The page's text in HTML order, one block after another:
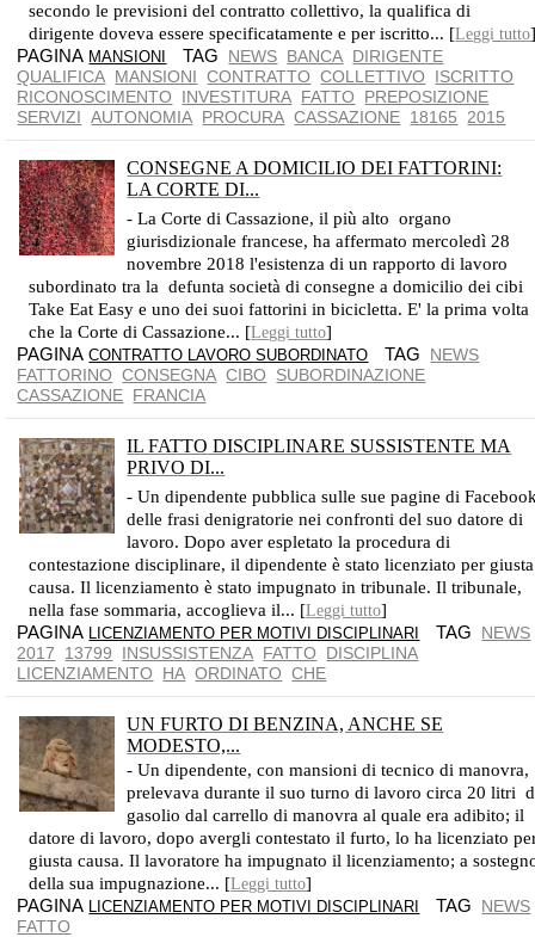
secondo le previsioni del contratto collettivo, la qualifica di
dirigente doveva essere specificatamente e per iscritto... [Leggi tutto
PAGINA MANSIONI TAG NEWS BANCA DIRIGENTE
QUALIFICA MANSIONI CONTRATTO COLLETTIVO
ISCRITTO
RICONOSCIMENTO
INVESTITURA FATTO
PREPOSIZIONE
SERVIZI AUTONOMIA PROCURA CASSAZIONE 18165 2015
CONSEGNE A DOMICILIO DEI FATTORINI:
LA CORTE DI...
- La Corte di Cassazione, il più alto organo
giurisdizionale francese, ha affermato mercoledì 28
novembre 2018 l'esistenza di un rapporto di lavoro
subordinato tra la defunta società di consegne a domicilio dei cibi
Take Eat Easy e uno dei suoi fattorini in bicicletta. E' la prima volta
che la Corte di Cassazione... [Leggi tutto]
PAGINACONTRATTO LAVORO SUBORDINATO TAG NEWS
FATTORINO CONSEGNA CIBO
SUBORDINAZIONE
CASSAZIONE FRANCIA
IL FATTO DISCIPLINARE SUSSISTENTE MA
PRIVO DI...
- Un dipendente pubblica sulle sue pagine di
delle frasi denigratorie nei confronti del suo datore di
lavoro. Dopo aver espletato la procedura di
contestazione disciplinare, il dipendente è stato licenziato per giusta
causa. Il licenziamento è stato impugnato in tribunale. Il tribunale,
nella fase sommaria, accoglieva il... [Leggi tutto]
PAGINA LICENZIAMENTO PER MOTIVI DISCIPLINARI TAG NEWS
2017
13799 INSUSSISTENZA FATTO
DISCIPLINA
LICENZIAMENTO
HA ORDINATO CHE
UN FURTO DI BENZINA, ANCHE SE
MODESTO,...
- Un dipendente, con mansioni di tecnico di manovra,
prelevava durante il suo turno di lavoro circa 20 litri
gasolio dal carrello di manovra al quale era adibito; il
datore di lavoro, dopo avergli contestato il furto, lo ha licenziato
giusta causa. Il lavoratore ha impugnato il licenziamento; a
della sua impugnazione... [Leggi tutto]
PAGINA LICENZIAMENTO PER MOTIVI DISCIPLINARI TAG NEWS
FATTO